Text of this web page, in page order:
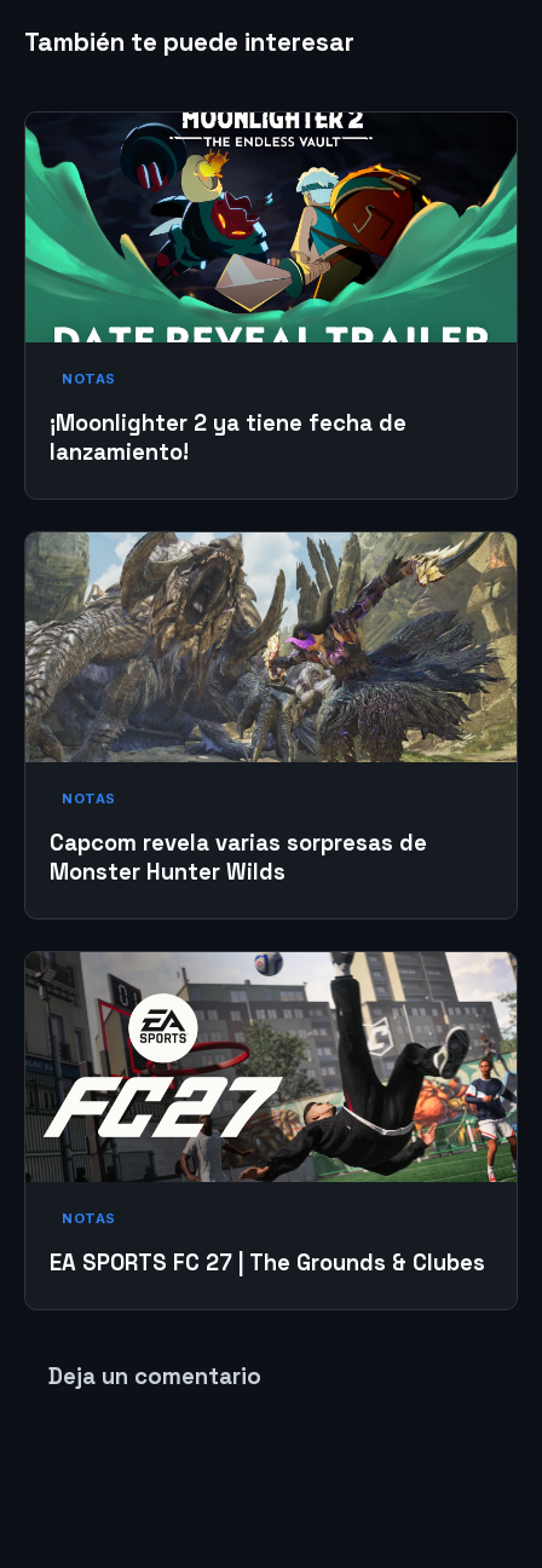
También te puede interesar
NOTAS
¡Moonlighter 2 ya tiene fecha de
lanzamiento!
NOTAS
Capcom revela varias sorpresas de
Monster Hunter Wilds
NOTAS
EA SPORTS FC 27 | The Grounds & Clubes
Deja un comentario